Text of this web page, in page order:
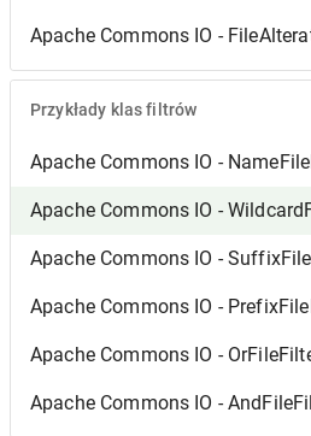
Apache Commons IO -
Przykłady klas filtrów
Apache Commons IO -
Apache Commons IO -
Apache Commons IO -
Apache Commons IO -
Apache Commons IO -
Apache Commons IO -